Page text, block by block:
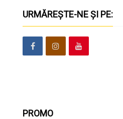
URMĂREȘTE-NE ȘI PE:
PROMO